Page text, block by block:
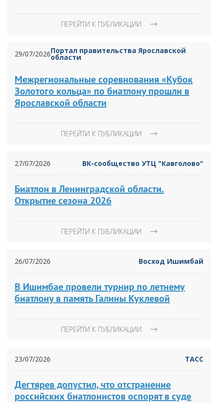
ПЕРЕЙТИ К ПУБЛИКАЦИИ
29/07/2026Портал правительства Ярославской
области
Межрегиональные соревнования «Кубок
Золотого кольца» по биатлону прошли в
Ярославской области
ПЕРЕЙТИ К ПУБЛИКАЦИИ
27/07/2026 ВК-сообщество УТЦ "Кавголово"
Биатлон в Ленинградской области.
Открытие сезона 2026
ПЕРЕЙТИ К ПУБЛИКАЦИИ
26/07/2026 Восход Ишимбай
В Ишимбае провели турнир по летнему
биатлону в память Галины Куклевой
ПЕРЕЙТИ К ПУБЛИКАЦИИ
23/07/2026 ТАСС
Дегтярев допустил, что отстранение
российских биатлонистов оспорят в суде